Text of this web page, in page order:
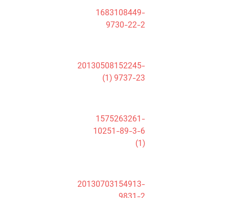
1683108449-
9730-22-2
20130508152245-
9737-23 (1)
1575263261-
10251-89-3-6
20130703154913-